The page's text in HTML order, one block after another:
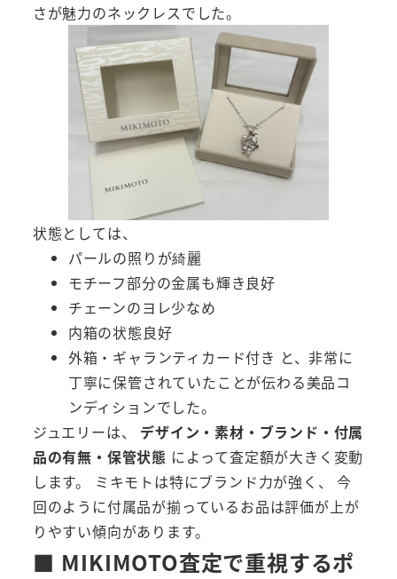
さが魅力のネックレスでした。
状態としては、
パールの照りが綺麗
モチーフ部分の金属も輝き良好
チェーンのヨレ少なめ
内箱の状態良好
外箱・ギャランティカード付き と、非常に
丁寧に保管されていたことが伝わる美品コ
ンディションでした。
ジュエリーは、 デザイン・素材・ブランド・付属
品の有無・保管状態 によって査定額が大きく変動
します。 ミキモトは特にブランド力が強く、 今
回のように付属品が揃っているお品は評価が上が
りやすい傾向があります。
■ MIKIMOTO査定で重視するポ